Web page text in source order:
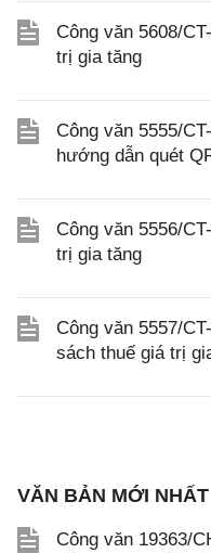
Công văn 5608/
trị gia tăng
Công văn 5555/
hướng dẫn quét
Công văn 5556/
trị gia tăng
Công văn 5557/
sách thuế giá trị
VĂN BẢN MỚI NHẤT
Công văn 19363/